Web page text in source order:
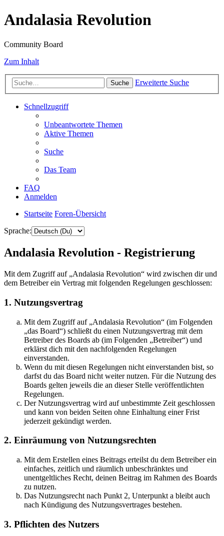
Andalasia Revolution
Community Board
Zum Inhalt
Suche Erweiterte Suche
Schnellzugriff
Unbeantwortete Themen
Aktive Themen
Suche
Das Team
FAQ
Anmelden
Startseite Foren-Übersicht
Sprache:
Andalasia Revolution - Registrierung
Mit dem Zugriff auf „Andalasia Revolution“ wird zwischen dir und
dem Betreiber ein Vertrag mit folgenden Regelungen geschlossen:
1. Nutzungsvertrag
Mit dem Zugriff auf „Andalasia Revolution“ (im Folgenden
„das Board“) schließt du einen Nutzungsvertrag mit dem
Betreiber des Boards ab (im Folgenden „Betreiber“) und
erklärst dich mit den nachfolgenden Regelungen
einverstanden.
Wenn du mit diesen Regelungen nicht einverstanden bist, so
darfst du das Board nicht weiter nutzen. Für die Nutzung des
Boards gelten jeweils die an dieser Stelle veröffentlichten
Regelungen.
Der Nutzungsvertrag wird auf unbestimmte Zeit geschlossen
und kann von beiden Seiten ohne Einhaltung einer Frist
jederzeit gekündigt werden.
2. Einräumung von Nutzungsrechten
Mit dem Erstellen eines Beitrags erteilst du dem Betreiber ein
einfaches, zeitlich und räumlich unbeschränktes und
unentgeltliches Recht, deinen Beitrag im Rahmen des Boards
zu nutzen.
Das Nutzungsrecht nach Punkt 2, Unterpunkt a bleibt auch
nach Kündigung des Nutzungsvertrages bestehen.
3. Pflichten des Nutzers